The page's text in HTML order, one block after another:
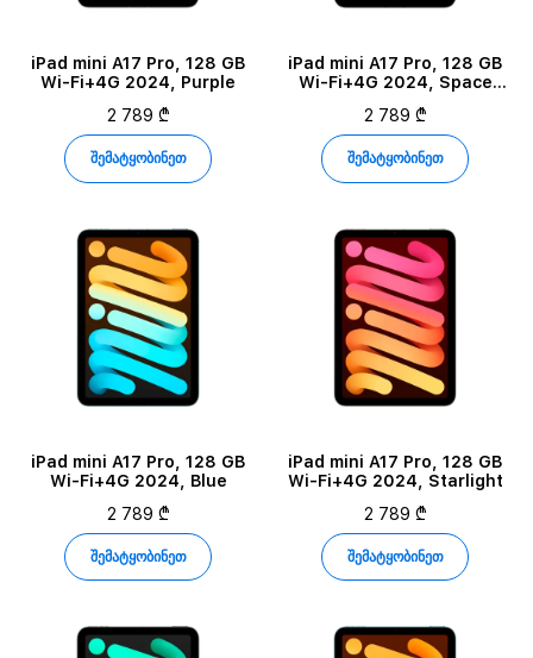
iPad mini A17 Pro, 128 GB
Wi-Fi+4G 2024, Purple
2 789 ₾
შემატყობინეთ
iPad mini A17 Pro, 128 GB
Wi-Fi+4G 2024, Space
2 789 ₾
შემატყობინეთ
iPad mini A17 Pro, 128 GB
Wi-Fi+4G 2024, Blue
2 789 ₾
შემატყობინეთ
iPad mini A17 Pro, 128 GB
Wi-Fi+4G 2024, Starlight
2 789 ₾
შემატყობინეთ